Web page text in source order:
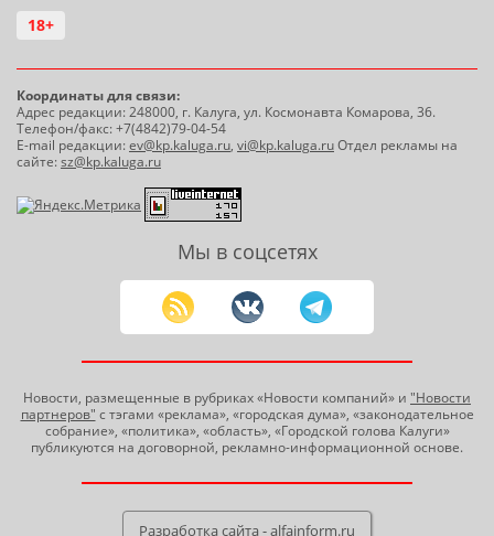
18+
Координаты для связи:
Адрес редакции: 248000, г. Калуга, ул. Космонавта Комарова, 36.
Телефон/факс: +7(4842)79-04-54
E-mail редакции:ev@kp.kaluga.ru, vi@kp.kaluga.ruОтдел рекламы на
сайте:sz@kp.kaluga.ru
Мы в соцсетях
Новости, размещенные в рубриках «Новости компаний» и "Новости
партнеров" с тэгами «реклама», «городская дума», «законодательное
собрание», «политика», «область», «Городской голова Калуги»
публикуются на договорной, рекламно-информационной основе.
Разработка сайта - alfainform.ru